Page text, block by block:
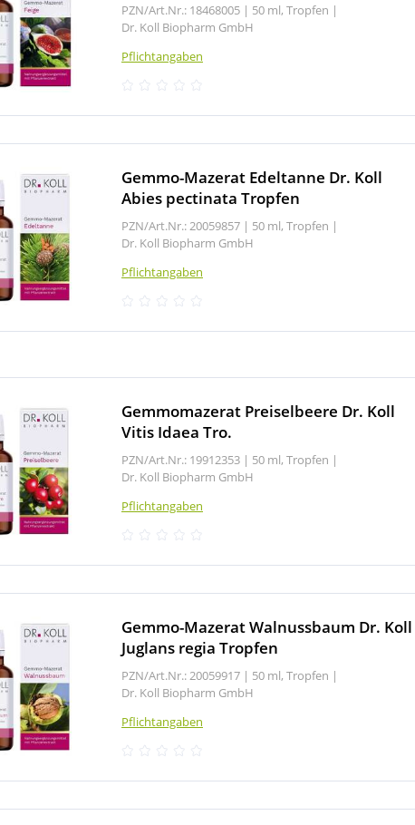
PZN/Art.Nr.: 18468005 | 50 ml, Tropfen |
Dr. Koll Biopharm GmbH
Pflichtangaben
Gemmo-Mazerat Edeltanne Dr. Koll
Abies pectinata Tropfen
PZN/Art.Nr.: 20059857 | 50 ml, Tropfen |
Dr. Koll Biopharm GmbH
Pflichtangaben
Gemmomazerat Preiselbeere Dr. Koll
Vitis Idaea Tro.
PZN/Art.Nr.: 19912353 | 50 ml, Tropfen |
Dr. Koll Biopharm GmbH
Pflichtangaben
Gemmo-Mazerat Walnussbaum Dr. Koll
Juglans regia Tropfen
PZN/Art.Nr.: 20059917 | 50 ml, Tropfen |
Dr. Koll Biopharm GmbH
Pflichtangaben